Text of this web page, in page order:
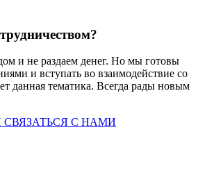
и не раздаем денег. Но мы готовы
и вступать во взаимодействие со
данная тематика. Всегда рады новым
СВЯЗАТЬСЯ С НАМИ